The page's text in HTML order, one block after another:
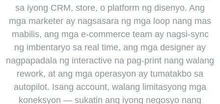
sa iyong CRM, store, o platform ng disenyo. Ang
mga marketer ay nagsasara ng mga loop nang mas
mabilis, ang mga e-commerce team ay nagsi-sync
ng imbentaryo sa real time, ang mga designer ay
nagpapadala ng interactive na pag-print nang walang
rework, at ang mga operasyon ay tumatakbo sa
autopilot. Isang account, walang limitasyong mga
koneksyon — sukatin ang iyong negosyo nang